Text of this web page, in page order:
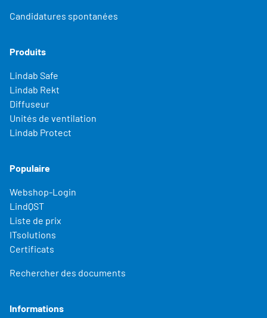
Candidatures spontanées
Produits
Lindab Safe
Lindab Rekt
Diffuseur
Unités de ventilation
Lindab Protect
Populaire
Webshop-Login
LindQST
Liste de prix
ITsolutions
Certificats
Rechercher des documents
Informations